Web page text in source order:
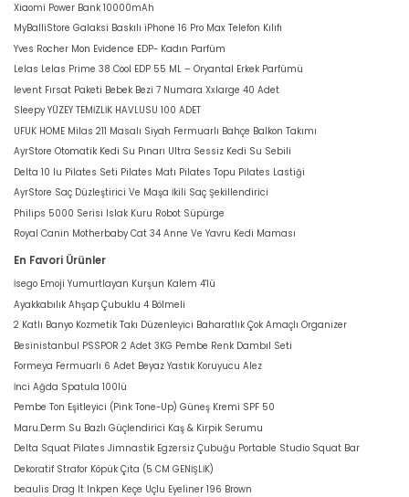
Xiaomi Power Bank 10000mAh
MyBalliStore Galaksi Baskılı iPhone 16 Pro Max Telefon Kılıfı
Yves Rocher Mon Evidence EDP- Kadın Parfüm
Lelas Lelas Prime 38 Cool EDP 55 ML – Oryantal Erkek Parfümü
levent Fırsat Paketi Bebek Bezi 7 Numara Xxlarge 40 Adet
Sleepy YÜZEY TEMİZLİK HAVLUSU 100 ADET
UFUK HOME Milas 211 Masalı Siyah Fermuarlı Bahçe Balkon Takımı
AyrStore Otomatik Kedi Su Pınarı Ultra Sessiz Kedi Su Sebili
Delta 10 lu Pilates Seti Pilates Matı Pilates Topu Pilates Lastiği
AyrStore Saç Düzleştirici Ve Maşa İkili Saç Şekillendirici
Philips 5000 Serisi Islak Kuru Robot Süpürge
Royal Canin Motherbaby Cat 34 Anne Ve Yavru Kedi Maması
En Favori Ürünler
İsego Emoji Yumurtlayan Kurşun Kalem 4'lü
Ayakkabılık Ahşap Çubuklu 4 Bölmeli
2 Katlı Banyo Kozmetik Takı Düzenleyici Baharatlık Çok Amaçlı Organizer
Besinistanbul PSSPOR 2 Adet 3KG Pembe Renk Dambıl Seti
Formeya Fermuarlı 6 Adet Beyaz Yastık Koruyucu Alez
İnci Ağda Spatula 100lü
Pembe Ton Eşitleyici (Pink Tone-Up) Güneş Kremi SPF 50
Maru.Derm Su Bazlı Güçlendirici Kaş & Kirpik Serumu
Delta Squat Pilates Jimnastik Egzersiz Çubuğu Portable Studio Squat Bar
Dekoratif Strafor Köpük Çıta (5 CM GENİŞLİK)
beaulis Drag It Inkpen Keçe Uçlu Eyeliner 196 Brown